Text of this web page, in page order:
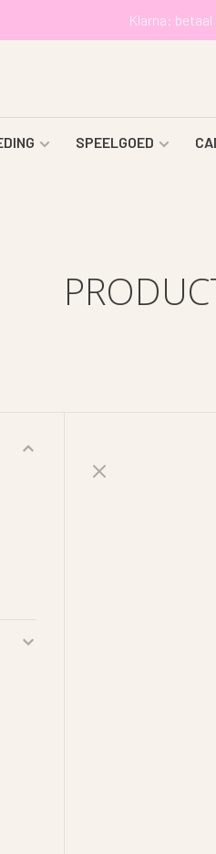
Klarna:
SPEELGOED